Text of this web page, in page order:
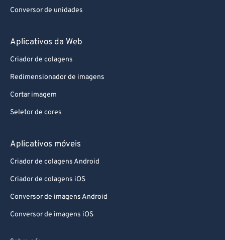
Conversor de unidades
Aplicativos da Web
Criador de colagens
Redimensionador de imagens
Cortar imagem
Seletor de cores
Aplicativos móveis
Criador de colagens Android
Criador de colagens iOS
Conversor de imagens Android
Conversor de imagens iOS